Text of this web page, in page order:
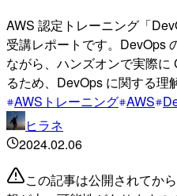
AWS 認定トレーニング「
受講レポートです。DevOps
ながら、ハンズオンで実際
るため、DevOps に関する理
AWSトレーニング AWS
ヒラネ
2024.02.06
この記事は公開されてか